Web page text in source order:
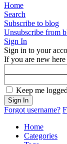
Home
Search
Subscribe to blog
Unsubscribe from
Sign In
Sign in to your
If you are new here
Keep me
Sign In
Forgot username?
Home
Categories